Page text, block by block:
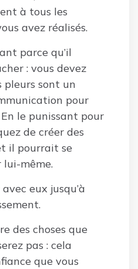
à tous les
avez réalisés.
parce qu’il
: vous devez
pleurs sont un
pour
le punissant pour
de créer des
il pourrait se
lui-même.
eux jusqu’à
des choses que
pas : cela
que vous